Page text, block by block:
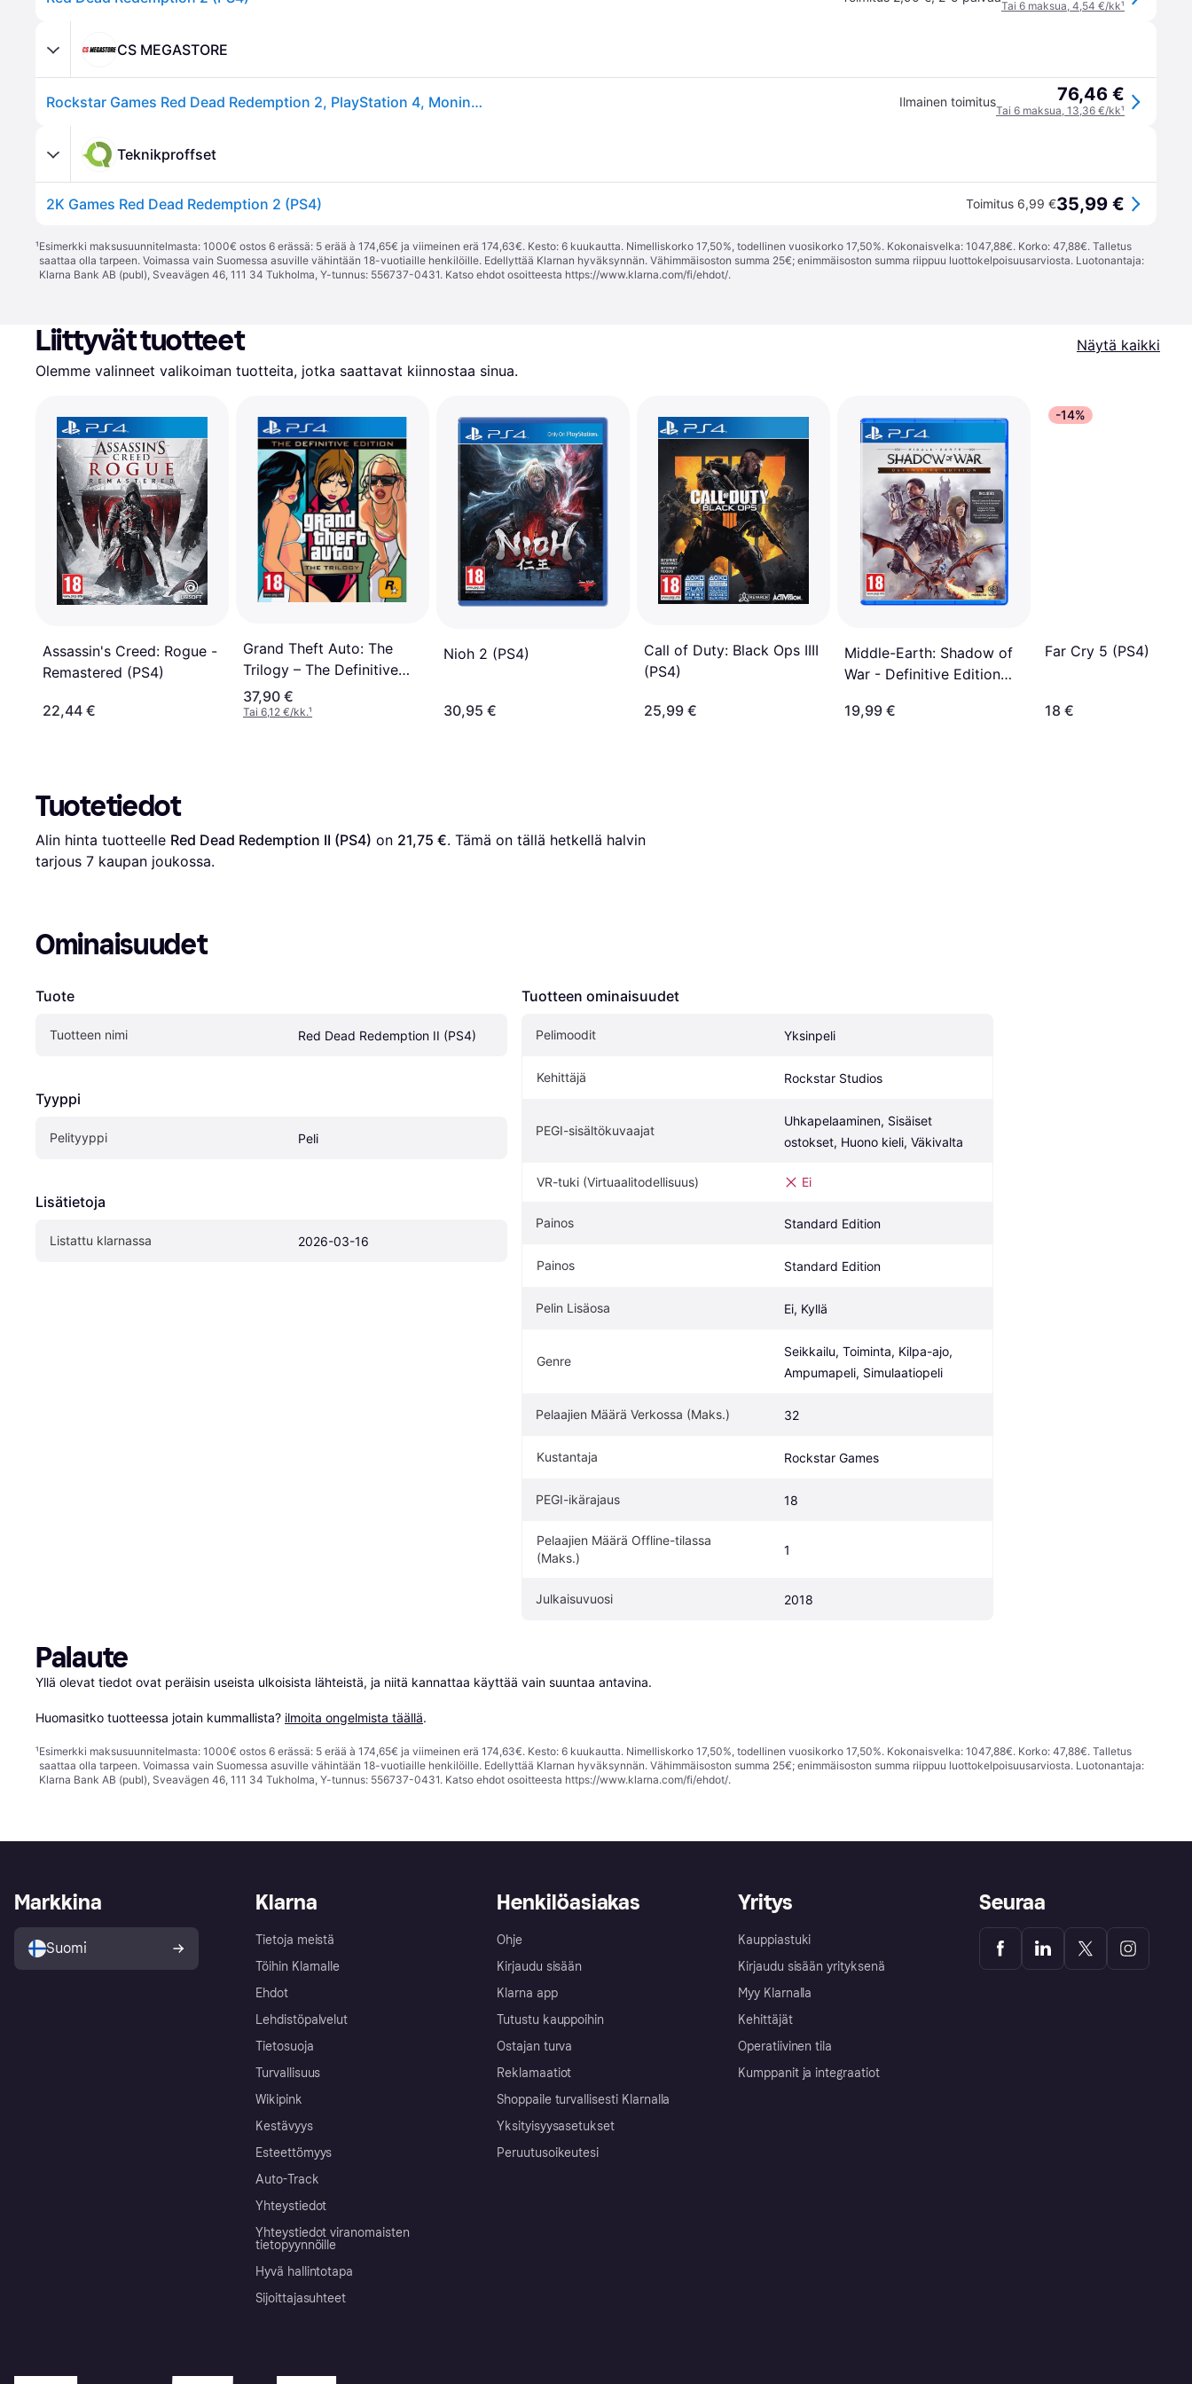
Tai 6 maksua, 4,54 €/kk¹
CS MEGASTORE
Rockstar Games Red Dead Redemption 2, PlayStation 4, Moninpelitila, M (Mature), Fyysinen media Ilmainen toimitus 76,46 €
Tai 6 maksua, 13,36 €/kk¹
Teknikproffset
2K Games Red Dead Redemption 2 (PS4) Toimitus 6,99 €35,99 €
¹Esimerkki maksusuunnitelmasta: 1000€ ostos 6 erässä: 5 erää à 174,65€ ja viimeinen erä 174,63€. Kesto: 6 kuukautta. Nimelliskorko 17,50%, todellinen vuosikorko 17,50%. Kokonaisvelka: 1047,88€. Korko: 47,88€. Talletus
saattaa olla tarpeen. Voimassa vain Suomessa asuville vähintään 18-vuotiaille henkilöille. Edellyttää Klarnan hyväksynnän. Vähimmäisoston summa 25€; enimmäisoston summa riippuu luottokelpoisuusarviosta. Luotonantaja:
Klarna Bank AB (publ), Sveavägen 46, 111 34 Tukholma, Y-tunnus: 556737-0431. Katso ehdot osoitteesta https://www.klarna.com/fi/ehdot/.
Liittyvät tuotteet
Näytä kaikki
Olemme valinneet valikoiman tuotteita, jotka saattavat kiinnostaa sinua.
Assassin's Creed: Rogue -
Remastered (PS4)
22,44 €
Grand Theft Auto: The
Trilogy – The Definitive
Edition (PS4)
37,90 €
Tai 6,12 €/kk.¹
Nioh 2 (PS4)
30,95 €
Call of Duty: Black Ops IIII
(PS4)
25,99 €
Middle-Earth: Shadow of
War - Definitive Edition
19,99 €
-14%
Far Cry 5 (PS4)
18 €
Tuotetiedot
Alin hinta tuotteelle Red Dead Redemption II (PS4) on 21,75 €. Tämä on tällä hetkellä halvin
tarjous 7 kaupan joukossa.
Ominaisuudet
Tuote
Tuotteen nimi Red Dead Redemption II (PS4)
Tyyppi
Pelityyppi Peli
Lisätietoja
Listattu klarnassa 2026-03-16
Tuotteen ominaisuudet
Pelimoodit Yksinpeli
Kehittäjä Rockstar Studios
PEGI-sisältökuvaajat
Uhkapelaaminen, Sisäiset
ostokset, Huono kieli, Väkivalta
VR-tuki (Virtuaalitodellisuus) Ei
Painos Standard Edition
Painos Standard Edition
Pelin Lisäosa Ei, Kyllä
Genre
Seikkailu, Toiminta, Kilpa-ajo,
Ampumapeli, Simulaatiopeli
Pelaajien Määrä Verkossa (Maks.) 32
Kustantaja Rockstar Games
PEGI-ikärajaus 18
Pelaajien Määrä Offline-tilassa
(Maks.)
1
Julkaisuvuosi 2018
Palaute
Yllä olevat tiedot ovat peräisin useista ulkoisista lähteistä, ja niitä kannattaa käyttää vain suuntaa antavina.
Huomasitko tuotteessa jotain kummallista? ilmoita ongelmista täällä.
¹Esimerkki maksusuunnitelmasta: 1000€ ostos 6 erässä: 5 erää à 174,65€ ja viimeinen erä 174,63€. Kesto: 6 kuukautta. Nimelliskorko 17,50%, todellinen vuosikorko 17,50%. Kokonaisvelka: 1047,88€. Korko: 47,88€. Talletus
saattaa olla tarpeen. Voimassa vain Suomessa asuville vähintään 18-vuotiaille henkilöille. Edellyttää Klarnan hyväksynnän. Vähimmäisoston summa 25€; enimmäisoston summa riippuu luottokelpoisuusarviosta. Luotonantaja:
Klarna Bank AB (publ), Sveavägen 46, 111 34 Tukholma, Y-tunnus: 556737-0431. Katso ehdot osoitteesta https://www.klarna.com/fi/ehdot/.
Klarna
Tietoja meistä
Töihin Klarnalle
Ehdot
Lehdistöpalvelut
Tietosuoja
Turvallisuus
Wikipink
Kestävyys
Esteettömyys
Auto-Track
Yhteystiedot
Yhteystiedot viranomaisten
tietopyynnöille
Hyvä hallintotapa
Sijoittajasuhteet
Henkilöasiakas
Ohje
Kirjaudu sisään
Klarna app
Tutustu kauppoihin
Ostajan turva
Reklamaatiot
Shoppaile turvallisesti Klarnalla
Yksityisyysasetukset
Peruutusoikeutesi
Yritys
Kauppiastuki
Kirjaudu sisään yrityksenä
Myy Klarnalla
Kehittäjät
Operatiivinen tila
Kumppanit ja integraatiot
Markkina
Suomi
Seuraa